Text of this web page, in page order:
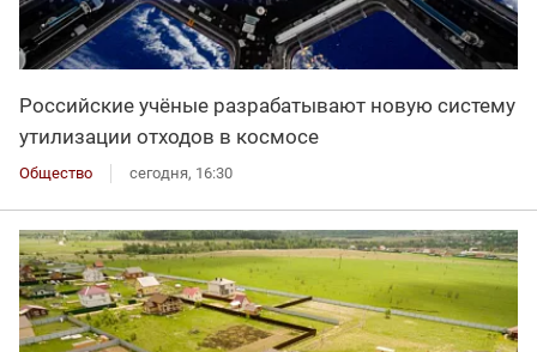
Российские учёные разрабатывают новую систему
утилизации отходов в космосе
Общество сегодня, 16:30